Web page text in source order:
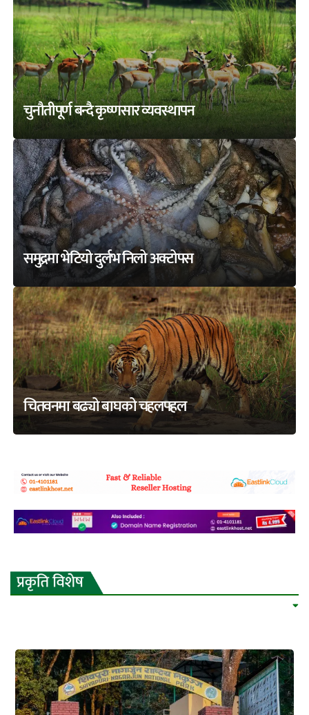
चुनौतीपूर्ण बन्दै कृष्णसार व्यवस्थापन
समुद्रमा भेटियो दुर्लभ निलो अक्टोपस
चितवनमा बढ्यो बाघको चहलपहल